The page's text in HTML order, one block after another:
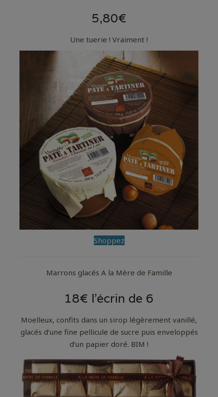
5,80€
Une tuerie ! Vraiment !
Shoppez
Marrons glacés A la Mère de Famille
18€ l’écrin de 6
Moelleux, confits dans un sirop légèrement vanillé,
glacés d’une fine pellicule de sucre puis enveloppés
d’un papier doré. BIM !